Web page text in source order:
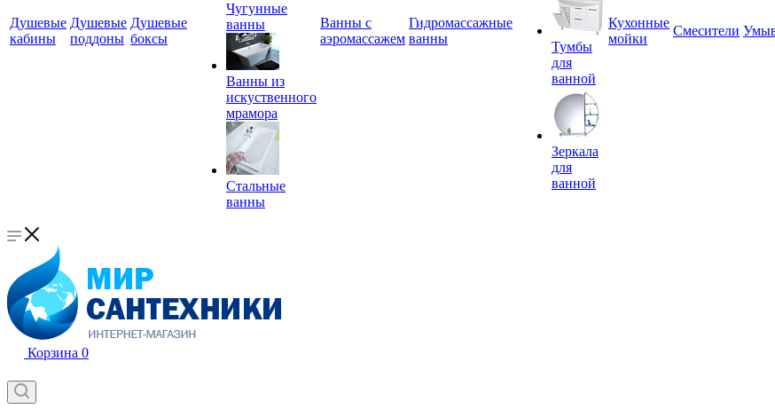
Душевые
кабины
Душевые
поддоны
Душевые
боксы
Чугунные
ванны
Ванны из
искуственного
мрамора
Стальные
ванны
Ванны с
аэромассажем
Гидромассажные
ванны
Тумбы
для
ванной
Зеркала
для
ванной
Кухонные
мойки
Смесители
Корзина 0